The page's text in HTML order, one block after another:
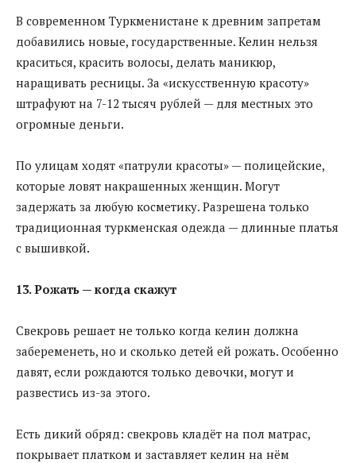
В современном Туркменистане к древним запретам
добавились новые, государственные. Келин нельзя
краситься, красить волосы, делать маникюр,
наращивать ресницы. За «искусственную красоту»
штрафуют на 7-12 тысяч рублей — для местных это
огромные деньги.
По улицам ходят «патрули красоты» — полицейские,
которые ловят накрашенных женщин. Могут
задержать за любую косметику. Разрешена только
традиционная туркменская одежда — длинные платья
с вышивкой.
13. Рожать — когда скажут
Свекровь решает не только когда келин должна
забеременеть, но и сколько детей ей рожать. Особенно
давят, если рождаются только девочки, могут и
развестись из-за этого.
Есть дикий обряд: свекровь кладёт на пол матрас,
покрывает платком и заставляет келин на нём